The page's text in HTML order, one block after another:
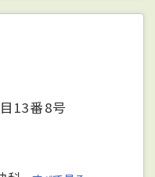
13番8号